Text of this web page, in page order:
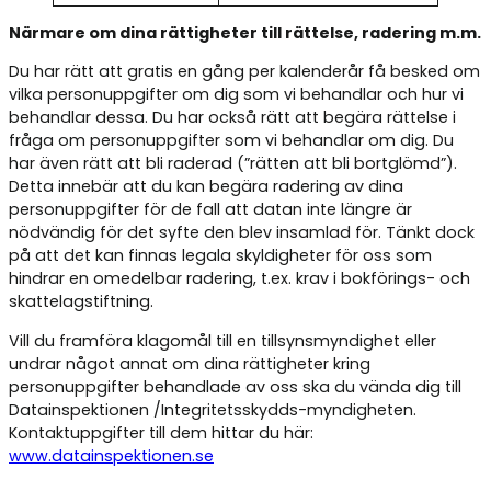
Närmare om dina rättigheter till rättelse, radering m.m.
Du har rätt att gratis en gång per kalenderår få besked om
vilka personuppgifter om dig som vi behandlar och hur vi
behandlar dessa. Du har också rätt att begära rättelse i
fråga om personuppgifter som vi behandlar om dig. Du
har även rätt att bli raderad (”rätten att bli bortglömd”).
Detta innebär att du kan begära radering av dina
personuppgifter för de fall att datan inte längre är
nödvändig för det syfte den blev insamlad för. Tänkt dock
på att det kan finnas legala skyldigheter för oss som
hindrar en omedelbar radering, t.ex. krav i bokförings- och
skattelagstiftning.
Vill du framföra klagomål till en tillsynsmyndighet eller
undrar något annat om dina rättigheter kring
personuppgifter behandlade av oss ska du vända dig till
Datainspektionen /Integritetsskydds-myndigheten.
Kontaktuppgifter till dem hittar du här:
www.datainspektionen.se